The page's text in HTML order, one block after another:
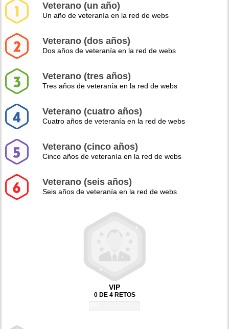
Veterano (un año)
Un año de veteranía en la red de webs
Veterano (dos años)
Dos años de veteranía en la red de webs
Veterano (tres años)
Tres años de veteranía en la red de webs
Veterano (cuatro años)
Cuatro años de veteranía en la red de webs
Veterano (cinco años)
Cinco años de veteranía en la red de webs
Veterano (seis años)
Seis años de veteranía en la red de webs
VIP
0 DE 4 RETOS